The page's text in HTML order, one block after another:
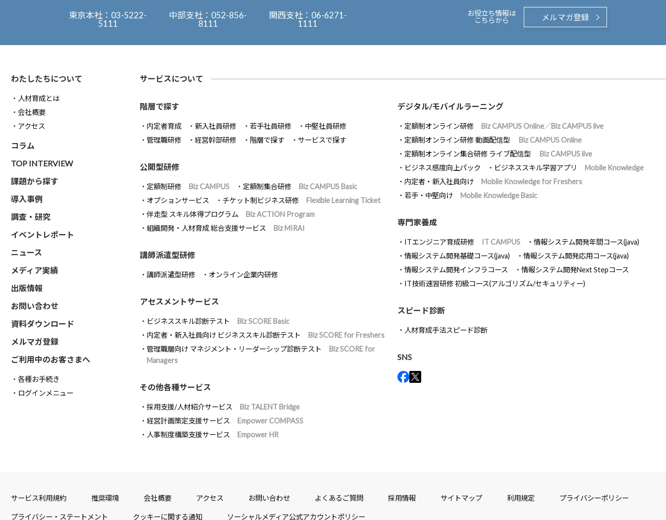
東京本社： 03-5222-
5111
中部支社： 052-856-
8111
関西支社： 06-6271-
1111
お役立ち情報は
こちらから
メルマガ登録
わたしたちについて
人材育成とは
会社概要
アクセス
コラム
TOP INTERVIEW
課題から探す
導入事例
調査・研究
イベントレポート
ニュース
メディア実績
出版情報
お問い合わせ
資料ダウンロード
メルマガ登録
ご利用中のお客さまへ
各種お手続き
ログインメニュー
サービスについて
階層で探す
内定者育成 新入社員研修 若手社員研修
中堅社員研修
管理職研修
経営幹部研修 階層で探す サービスで探す
公開型研修
定額制研修 Biz CAMPUS 定額制集合研修
Biz CAMPUS Basic
オプションサービス
チケット制ビジネス研修
Flexible Learning Ticket
伴走型 スキル体得プログラム
Biz ACTION Program
組織開発・人材育成 総合支援サービス
Biz MIRAI
講師派遣型研修
講師派遣型研修 オンライン企業内研修
アセスメントサービス
ビジネススキル診断テスト
Biz SCORE Basic
内定者・新入社員向け ビジネススキル診断テスト
Biz SCORE for Freshers
管理職層向け マネジメント・リーダーシップ診断テスト
Biz SCORE for
Managers
その他各種サービス
採用支援/人材紹介サービス
Biz TALENT Bridge
経営計画策定支援サービス
Empower COMPASS
人事制度構築支援サービス
Empower HR
デジタル/モバイルラーニング
定額制オンライン研修
Biz CAMPUS Online／Biz CAMPUS live
定額制オンライン研修 動画配信型
Biz CAMPUS Online
定額制オンライン集合研修 ライブ配信型
Biz CAMPUS live
ビジネス感度向上パック
ビジネススキル学習アプリ
Mobile Knowledge
内定者・新入社員向け
Mobile Knowledge for Freshers
若手・中堅向け
Mobile Knowledge Basic
専門家養成
ITエンジニア育成研修 IT CAMPUS
情報システム開発年間コース(java)
情報システム開発基礎コース(java)
情報システム開発応用コース(java)
情報システム開発インフラコース
情報システム開発Next Stepコース
IT技術速習研修 初級コース(アルゴリズム/セキュリティー)
スピード診断
人材育成手法スピード診断
SNS
サービス利用規約 推奨環境 会社概要 アクセス お問い合わせ よくあるご質問 採用情報 サイトマップ 利用規定 プライバシーポリシー
プライバシー・ステートメント クッキーに関する通知 ソーシャルメディア公式アカウントポリシー